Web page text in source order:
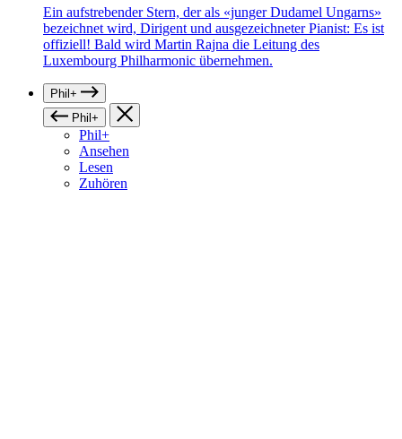
Ein aufstrebender Stern, der als «junger Dudamel Ungarns»
bezeichnet wird, Dirigent und ausgezeichneter Pianist: Es ist
offiziell! Bald wird Martin Rajna die Leitung des
Luxembourg Philharmonic übernehmen.
Phil+
Phil+
Phil+
Ansehen
Lesen
Zuhören